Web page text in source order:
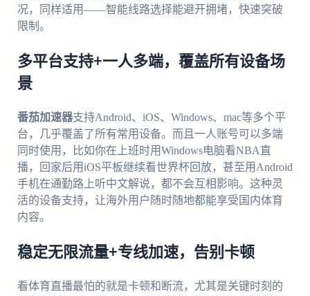
况，同样适用——智能线路选择能避开拥堵，快速突破
限制。
多平台支持+一人多端，覆盖所有设备场
景
番茄加速器支持Android、iOS、Windows、mac等多个平
台，几乎覆盖了所有常用设备。而且一人账号可以多端
同时使用，比如你在上班时用Windows电脑看NBA直
播，回家后用iOS平板继续看世界杯回放，甚至用Android
手机在通勤路上听中文解说，都不会互相影响。这种灵
活的设备支持，让海外用户随时随地都能享受国内体育
内容。
稳定无限流量+专线加速，告别卡顿
看体育直播最怕的就是卡顿和断流，尤其是关键时刻的